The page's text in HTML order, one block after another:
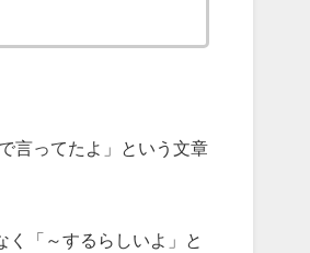
言ってたよ」という文章
く「～するらしいよ」と